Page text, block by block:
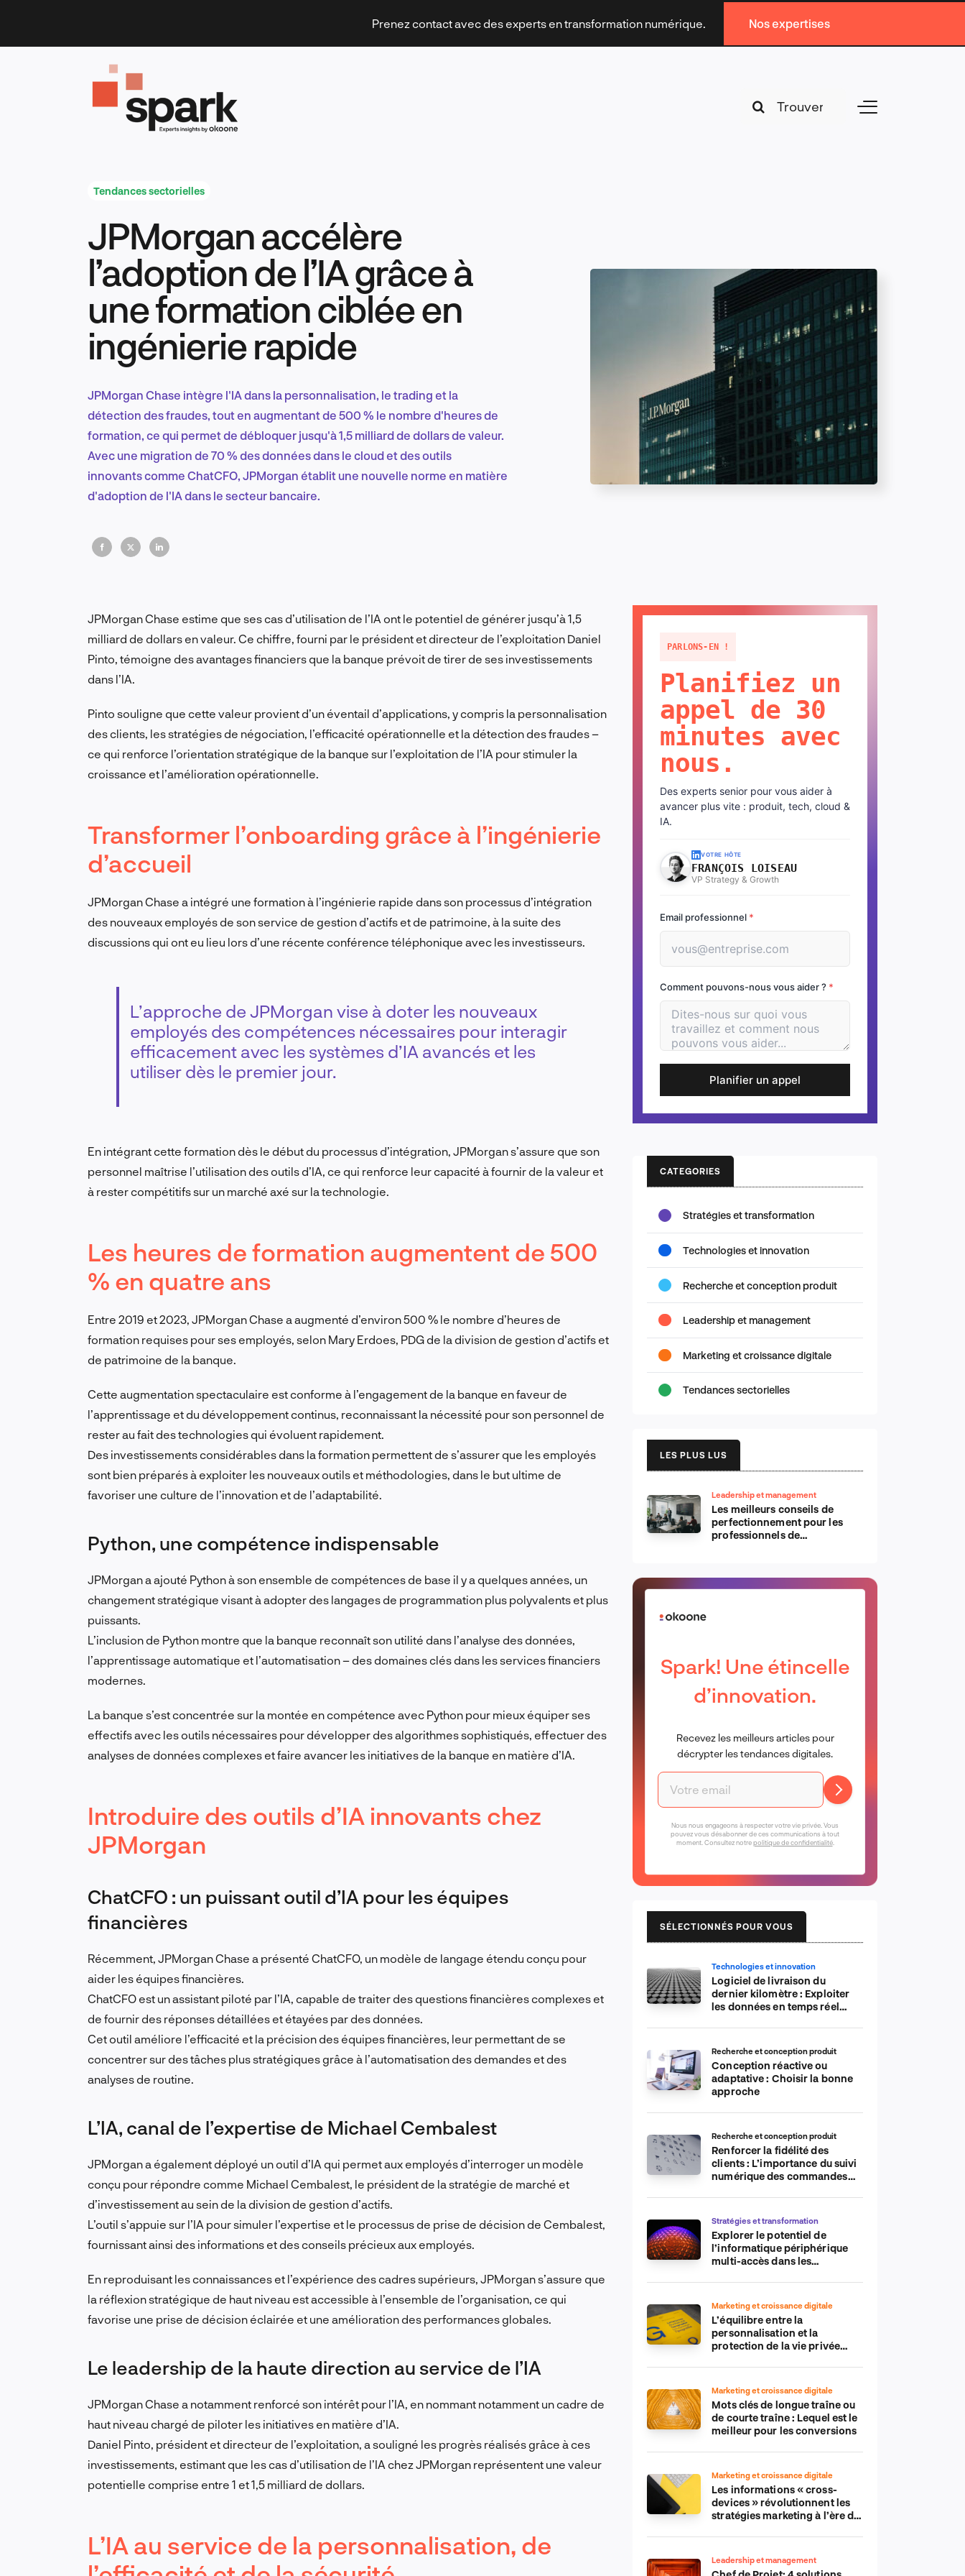
content
Prenez contact avec des experts en transformation numérique. Nos expertises
Toggle
Technologies et innovation
Leadership et management
Recherche et conception produit
FR
Tendances sectorielles
JPMorgan accélère
l’adoption de l’IA grâce à
une formation ciblée en
ingénierie rapide
JPMorgan Chase intègre l'IA dans la personnalisation, le trading et la
détection des fraudes, tout en augmentant de 500 % le nombre d'heures de
formation, ce qui permet de débloquer jusqu'à 1,5 milliard de dollars de valeur.
Avec une migration de 70 % des données dans le cloud et des outils
innovants comme ChatCFO, JPMorgan établit une nouvelle norme en matière
d'adoption de l'IA dans le secteur bancaire.
JPMorgan Chase estime que ses cas d’utilisation de l’IA ont le potentiel de générer jusqu’à 1,5
milliard de dollars en valeur. Ce chiffre, fourni par le président et directeur de l’exploitation Daniel
Pinto, témoigne des avantages financiers que la banque prévoit de tirer de ses investissements
dans l’IA.
Pinto souligne que cette valeur provient d’un éventail d’applications, y compris la personnalisation
des clients, les stratégies de négociation, l’efficacité opérationnelle et la détection des fraudes –
ce qui renforce l’orientation stratégique de la banque sur l’exploitation de l’IA pour stimuler la
croissance et l’amélioration opérationnelle.
Transformer l’onboarding grâce à l’ingénierie
d’accueil
JPMorgan Chase a intégré une formation à l’ingénierie rapide dans son processus d’intégration
des nouveaux employés de son service de gestion d’actifs et de patrimoine, à la suite des
discussions qui ont eu lieu lors d’une récente conférence téléphonique avec les investisseurs.
L’approche de JPMorgan vise à doter les nouveaux
employés des compétences nécessaires pour interagir
efficacement avec les systèmes d’IA avancés et les
utiliser dès le premier jour.
En intégrant cette formation dès le début du processus d’intégration, JPMorgan s’assure que son
personnel maîtrise l’utilisation des outils d’IA, ce qui renforce leur capacité à fournir de la valeur et
à rester compétitifs sur un marché axé sur la technologie.
Les heures de formation augmentent de 500
% en quatre ans
Entre 2019 et 2023, JPMorgan Chase a augmenté d’environ 500 % le nombre d’heures de
formation requises pour ses employés, selon Mary Erdoes, PDG de la division de gestion d’actifs et
de patrimoine de la banque.
Cette augmentation spectaculaire est conforme à l’engagement de la banque en faveur de
l’apprentissage et du développement continus, reconnaissant la nécessité pour son personnel de
rester au fait des technologies qui évoluent rapidement.
Des investissements considérables dans la formation permettent de s’assurer que les employés
sont bien préparés à exploiter les nouveaux outils et méthodologies, dans le but ultime de
favoriser une culture de l’innovation et de l’adaptabilité.
Python, une compétence indispensable
JPMorgan a ajouté Python à son ensemble de compétences de base il y a quelques années, un
changement stratégique visant à adopter des langages de programmation plus polyvalents et plus
puissants.
L’inclusion de Python montre que la banque reconnaît son utilité dans l’analyse des données,
l’apprentissage automatique et l’automatisation – des domaines clés dans les services financiers
modernes.
La banque s’est concentrée sur la montée en compétence avec Python pour mieux équiper ses
effectifs avec les outils nécessaires pour développer des algorithmes sophistiqués, effectuer des
analyses de données complexes et faire avancer les initiatives de la banque en matière d’IA.
Introduire des outils d’IA innovants chez
JPMorgan
ChatCFO : un puissant outil d’IA pour les équipes
financières
Récemment, JPMorgan Chase a présenté ChatCFO, un modèle de langage étendu conçu pour
aider les équipes financières.
ChatCFO est un assistant piloté par l’IA, capable de traiter des questions financières complexes et
de fournir des réponses détaillées et étayées par des données.
Cet outil améliore l’efficacité et la précision des équipes financières, leur permettant de se
concentrer sur des tâches plus stratégiques grâce à l’automatisation des demandes et des
analyses de routine.
L’IA, canal de l’expertise de Michael Cembalest
JPMorgan a également déployé un outil d’IA qui permet aux employés d’interroger un modèle
conçu pour répondre comme Michael Cembalest, le président de la stratégie de marché et
d’investissement au sein de la division de gestion d’actifs.
L’outil s’appuie sur l’IA pour simuler l’expertise et le processus de prise de décision de Cembalest,
fournissant ainsi des informations et des conseils précieux aux employés.
En reproduisant les connaissances et l’expérience des cadres supérieurs, JPMorgan s’assure que
la réflexion stratégique de haut niveau est accessible à l’ensemble de l’organisation, ce qui
favorise une prise de décision éclairée et une amélioration des performances globales.
Le leadership de la haute direction au service de l’IA
JPMorgan Chase a notamment renforcé son intérêt pour l’IA, en nommant notamment un cadre de
haut niveau chargé de piloter les initiatives en matière d’IA.
Daniel Pinto, président et directeur de l’exploitation, a souligné les progrès réalisés grâce à ces
investissements, estimant que les cas d’utilisation de l’IA chez JPMorgan représentent une valeur
potentielle comprise entre 1 et 1,5 milliard de dollars.
L’IA au service de la personnalisation, de
PARLONS-EN !
Planifiez un
appel de 30
minutes avec
nous.
Des experts senior pour vous aider à
avancer plus vite : produit, tech, cloud &
IA.
VOTRE HÔTE
FRANÇOIS LOISEAU
VP Strategy & Growth
Email professionnel *
Comment pouvons-nous vous aider ? *
Planifier un appel
CATEGORIES
Stratégies et transformation
Technologies et innovation
Recherche et conception produit
Leadership et management
Marketing et croissance digitale
Tendances sectorielles
LES PLUS LUS
Leadership et management
Les meilleurs conseils de
perfectionnement pour les
professionnels de
Spark! Une étincelle
d’innovation.
Recevez les meilleurs articles pour
décrypter les tendances digitales.
Nous nous engageons à respecter votre vie privée. Vous
pouvez vous désabonner de ces communications à tout
moment. Consultez notrepolitique de confidentialité.
SÉLECTIONNÉS POUR VOUS
Technologies et innovation
Logiciel de livraison du
dernier kilomètre : Exploiter
les données en temps réel
Recherche et conception produit
Conception réactive ou
adaptative : Choisir la bonne
approche
Recherche et conception produit
Renforcer la fidélité des
clients : L’importance du suivi
numérique des commandes
commerce électronique
Stratégies et transformation
Explorer le potentiel de
l’informatique périphérique
multi-accès dans les
Marketing et croissance digitale
L’équilibre entre la
personnalisation et la
protection de la vie privée
Marketing et croissance digitale
Mots clés de longue traîne ou
de courte traîne : Lequel est le
meilleur pour les conversions
Marketing et croissance digitale
Les informations « cross-
devices » révolutionnent les
stratégies marketing à l’ère du
Leadership et management